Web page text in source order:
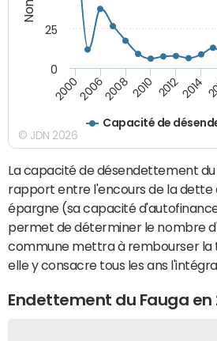
Capacité de
2000200620082010 20122014
0
25
© JDN 2026
La capacité de désendettement du
rapport entre l'encours de la dette
épargne (sa capacité
permet de déterminer le nombre
commune mettra à rembourser la
elle y consacre tous les ans
Endettement du Fauga en